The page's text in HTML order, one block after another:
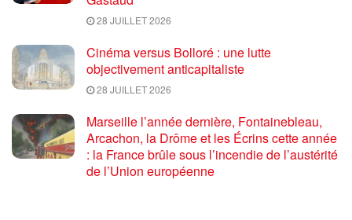
28 JUILLET 2026
Cinéma versus Bolloré : une lutte
objectivement anticapitaliste
28 JUILLET 2026
Marseille l’année dernière, Fontainebleau,
Arcachon, la Drôme et les Écrins cette année
: la France brûle sous l’incendie de l’austérité
de l’Union européenne